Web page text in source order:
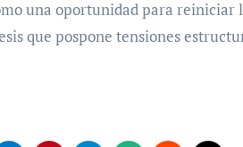
una oportunidad para
que pospone tensiones